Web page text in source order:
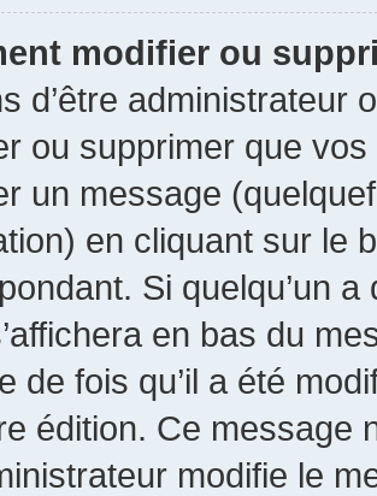
modifier ou
d’être administrateur
ou supprimer que
un message
en cliquant sur le
Si quelqu’un
en bas du
de fois qu’il a été
édition. Ce message
modifie le